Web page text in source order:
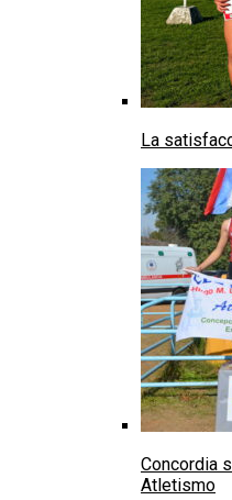
La
Concordia
Atletismo